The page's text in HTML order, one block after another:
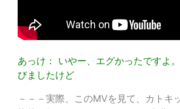
あっけ： いやー、エグかったですよ
びましたけど
－－－実際、このMVを見て、カトキ